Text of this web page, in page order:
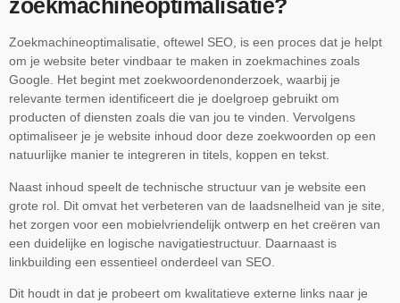
zoekmachineoptimalisatie?
Zoekmachineoptimalisatie, oftewel SEO, is een proces dat je helpt
om je website beter vindbaar te maken in zoekmachines zoals
Google. Het begint met zoekwoordenonderzoek, waarbij je
relevante termen identificeert die je doelgroep gebruikt om
producten of diensten zoals die van jou te vinden. Vervolgens
optimaliseer je je website inhoud door deze zoekwoorden op een
natuurlijke manier te integreren in titels, koppen en tekst.
Naast inhoud speelt de technische structuur van je website een
grote rol. Dit omvat het verbeteren van de laadsnelheid van je site,
het zorgen voor een mobielvriendelijk ontwerp en het creëren van
een duidelijke en logische navigatiestructuur. Daarnaast is
linkbuilding een essentieel onderdeel van SEO.
Dit houdt in dat je probeert om kwalitatieve externe links naar je